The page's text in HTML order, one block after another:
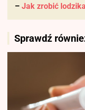
– Jak zrobić
Sprawdź